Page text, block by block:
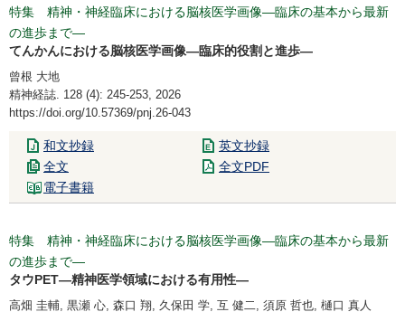
特集 精神・神経臨床における脳核医学画像―臨床の基本から最新
の進歩まで―
てんかんにおける脳核医学画像―臨床的役割と進歩―
曾根 大地
精神経誌. 128 (4): 245-253, 2026
https://doi.org/10.57369/pnj.26-043
和文抄録
英文抄録
全文
全文PDF
電子書籍
特集 精神・神経臨床における脳核医学画像―臨床の基本から最新
の進歩まで―
タウPET―精神医学領域における有用性―
高畑 圭輔, 黒瀬 心, 森口 翔, 久保田 学, 互 健二, 須原 哲也, 樋口 真人